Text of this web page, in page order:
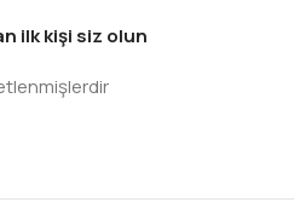
ilk kişi siz olun